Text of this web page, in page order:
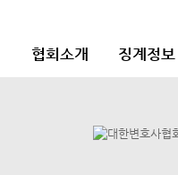
협회소개 징계정